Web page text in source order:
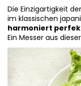
Die Einzigartigkeit
im klassischen
harmoniert
Ein Messer aus